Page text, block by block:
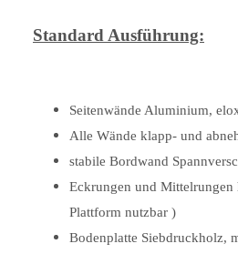
Standard Ausführung:
Seitenwände Aluminium,
Alle Wände klapp- und
stabile Bordwand
Eckrungen und Mittelrungen
Plattform nutzbar )
Bodenplatte Siebdruckholz,